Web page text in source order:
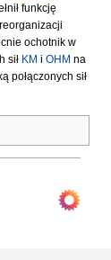
funkcję
ochotnik w
sił KM i OHM na
połączonych sił